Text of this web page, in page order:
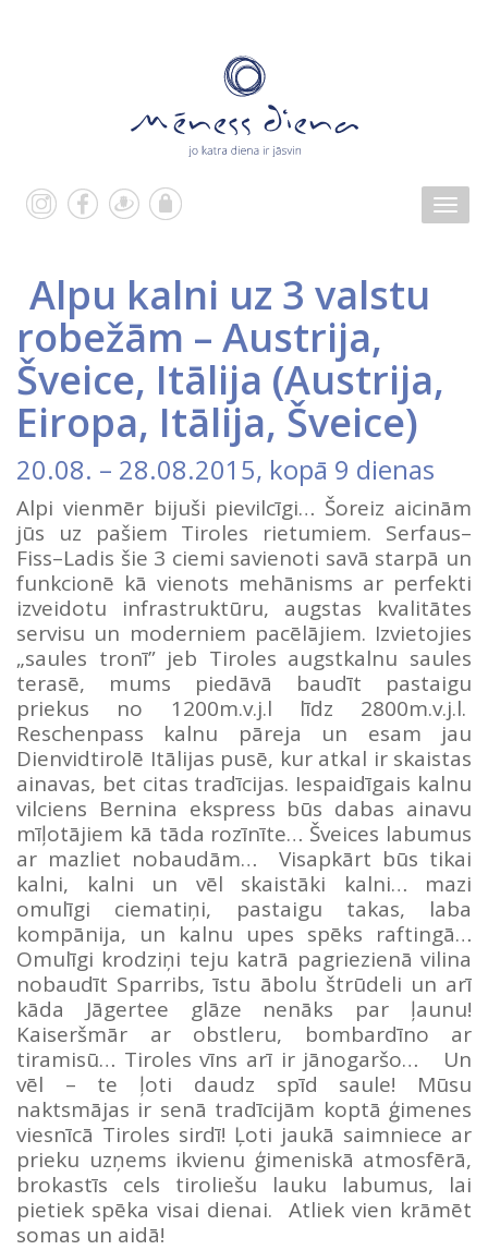
Alpu kalni uz 3 valstu
robežām – Austrija,
Šveice, Itālija (Austrija,
Eiropa, Itālija, Šveice)
20.08. – 28.08.2015, kopā 9 dienas
Alpi vienmēr bijuši pievilcīgi… Šoreiz aicinām
jūs uz pašiem Tiroles rietumiem. Serfaus–
Fiss–Ladis šie 3 ciemi savienoti savā starpā un
funkcionē kā vienots mehānisms ar perfekti
izveidotu infrastruktūru, augstas kvalitātes
servisu un moderniem pacēlājiem. Izvietojies
„saules tronī” jeb Tiroles augstkalnu saules
terasē, mums piedāvā baudīt pastaigu
priekus no 1200m.v.j.l līdz 2800m.v.j.l.
Reschenpass kalnu pāreja un esam jau
Dienvidtirolē Itālijas pusē, kur atkal ir skaistas
ainavas, bet citas tradīcijas. Iespaidīgais kalnu
vilciens Bernina ekspress būs dabas ainavu
mīļotājiem kā tāda rozīnīte… Šveices labumus
ar mazliet nobaudām… Visapkārt būs tikai
kalni, kalni un vēl skaistāki kalni… mazi
omulīgi ciematiņi, pastaigu takas, laba
kompānija, un kalnu upes spēks raftingā…
Omulīgi krodziņi teju katrā pagriezienā vilina
nobaudīt Sparribs, īstu ābolu štrūdeli un arī
kāda Jāgertee glāze nenāks par ļaunu!
Kaiseršmār ar obstleru, bombardīno ar
tiramisū… Tiroles vīns arī ir jānogaršo… Un
vēl – te ļoti daudz spīd saule! Mūsu
naktsmājas ir senā tradīcijām koptā ģimenes
viesnīcā Tiroles sirdī! Ļoti jaukā saimniece ar
prieku uzņems ikvienu ģimeniskā atmosfērā,
brokastīs cels tiroliešu lauku labumus, lai
pietiek spēka visai dienai. Atliek vien krāmēt
somas un aidā!